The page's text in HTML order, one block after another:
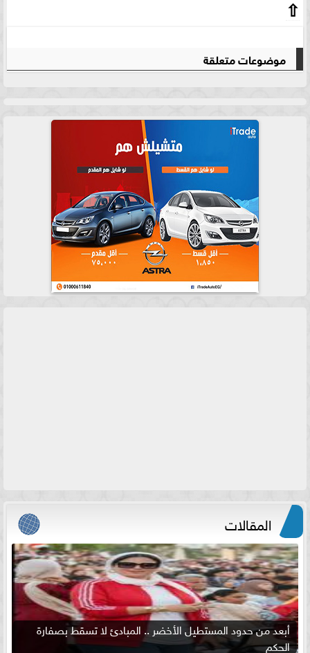
⇧
موضوعات متعلقة
المقالات
أبعد من حدود المستطيل الأخضر .. المبادئ لا تسقط بصفارة
الحكم